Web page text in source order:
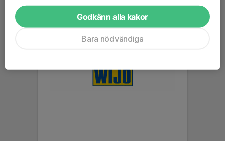
Godkänn alla kakor
Bara nödvändiga